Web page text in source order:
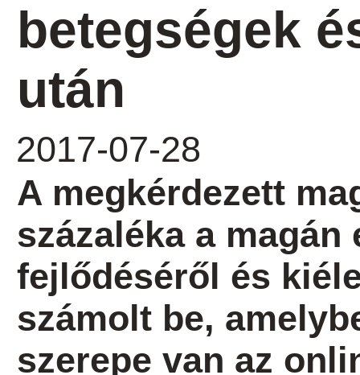
betegségek
után
2017-07-28
A megkérdezett
százaléka a
fejlődéséről és
számolt be,
szerepe van az